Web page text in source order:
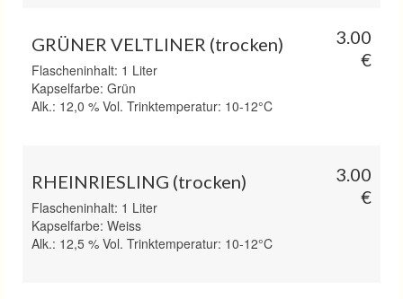
GRÜNER VELTLINER (trocken)
Flascheninhalt: 1 Liter
Kapselfarbe: Grün
Alk.: 12,0 % Vol. Trinktemperatur: 10-12°C
3.00
€
RHEINRIESLING (trocken)
Flascheninhalt: 1 Liter
Kapselfarbe: Weiss
Alk.: 12,5 % Vol. Trinktemperatur: 10-12°C
3.00
€